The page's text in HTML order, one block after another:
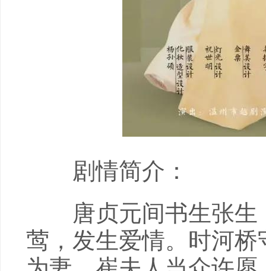
剧情简介：
唐贞元间书生张生
莺，发生爱情。时河